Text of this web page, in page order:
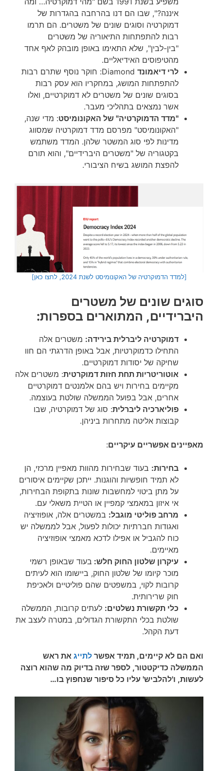
איננה?", שבו הם דנו בהרחבה בהגדרות של
דמוקרטיה וסוגים שונים של משטרים. הם תרמו
רבות להתפתחות התיאוריה של משטרים
"בין-לבין", שלא התאימו באופן מובהק לאף אחד
מהטיפוסים האידיאליים.
לרי דיאמונד
Diamond: חוקר נוסף שתרם רבות
להתפתחות המושג, במחקריו הוא עסק רבות
בסוגים שונים של משטרים לא דמוקרטיים, ואלו
אשר נמצאים בתהליכי מעבר.
"מדד הדמוקרטיה" של האקונומיסט: מדי שנה,
"האקונומיסט" מפרסם מדד דמוקרטיה שמסווג
מדינות לפי סוג המשטר שלהן. המדד משתמש
בקטגוריה של "משטרים היברידיים", והוא תורם
להפצת המושג בשיח הציבורי.
[למדד הדמוקרטיה של האקונומיסט לשנת 2024, לחצו כאן]
סוגים שונים של משטרים
היברידיים, המתוארים בספרות:
דמוקרטיה ליברלית בירידה: משטרים אלה
התחילו כדמוקרטיות, אבל באופן הדרגתי הם חוו
שחיקה של יסודות דמוקרטיים.
אוטוריטריות תחת חזות דמוקרטית: משטרים אלה
מקיימים בחירות ויש בהם אלמנטים דמוקרטיים
אחרים, אבל בפועל הממשלה שולטת בעוצמה.
פוליארכיה ליברלית: סוג של דמוקרטיה, שבו
קבוצות אליטה מתחרות ביניהן.
מאפיינים אפשריים עיקריים:
בחירות: בעוד שבחירות מהוות מאפיין מרכזי, הן
לא תמיד חופשיות והוגנות. ייתכן שקיימים איסורים
על מתן ביטוי למחשבות שונות בתקופת הבחירות,
אי איזון במאמצי קמפיין או הטיית משאלי עם.
מרחב פוליטי מוגבל: במשטרים אלה, אופוזיציה
ואגודות חברתיות יכולות לפעול, אבל לממשלה יש
כוח להגביל או אפילו לדכא מאמצי אופוזיציה
מאיימים.
עיקרון שלטון החוק חלש: בעוד שבאופן רשמי
מוכר קיומו של שלטון החוק, ביישומו הוא לעיתים
קרובות לקוי, במשפטים שהם פוליטיים ולאכיפת
חוק שרירותית.
כלי תקשורת נשלטים: לעתים קרובות, הממשלה
שולטת בכלי התקשורת הגדולים, במטרה לעצב את
דעת הקהל.
ואם הם לא קיימים, תמיד אפשר לתייג את ראש
הממשלה כדיקטטור, לספר שזה בדיוק מה שהוא רוצה
לעשות, ו'להלביש' עליו כל סיפור שנחפוץ בו…